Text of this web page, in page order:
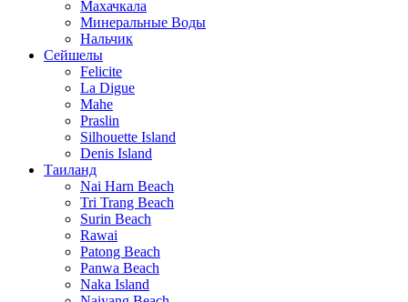
Махачкала
Минеральные Воды
Нальчик
Сейшелы
Felicite
La Digue
Mahe
Praslin
Silhouette Island
Denis Island
Таиланд
Nai Harn Beach
Tri Trang Beach
Surin Beach
Rawai
Patong Beach
Panwa Beach
Naka Island